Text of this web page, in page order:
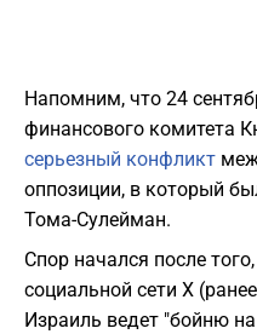
Напомним, что 24
финансового комитета
серьезный конфликт
оппозиции, в который
Тома-Сулейман.
Спор начался после
социальной сети X
Израиль ведет "бойню